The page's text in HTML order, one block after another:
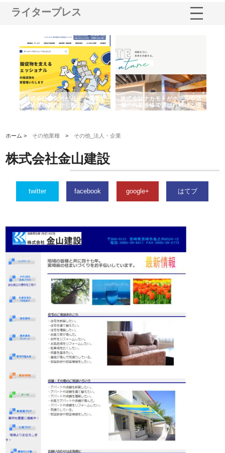
ライタープレス
株式会社耕文社が品川で実現す
る販促物製作から配送までワン
ストップ対応
株式会社ナカモトがホテルや店
舗の内装改修で選ばれ続ける理
由
ホーム > その他業種 > その他_法人・企業
株式会社金山建設
twitter facebook google+ はてブ